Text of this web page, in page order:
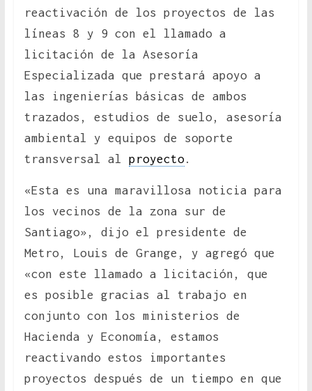
reactivación de los proyectos de las
líneas 8 y 9 con el llamado a
licitación de la Asesoría
Especializada que prestará apoyo a
las ingenierías básicas de ambos
trazados, estudios de suelo, asesoría
ambiental y equipos de soporte
transversal al proyecto.
«Esta es una maravillosa noticia para
los vecinos de la zona sur de
Santiago», dijo el presidente de
Metro, Louis de Grange, y agregó que
«con este llamado a licitación, que
es posible gracias al trabajo en
conjunto con los ministerios de
Hacienda y Economía, estamos
reactivando estos importantes
proyectos después de un tiempo en que